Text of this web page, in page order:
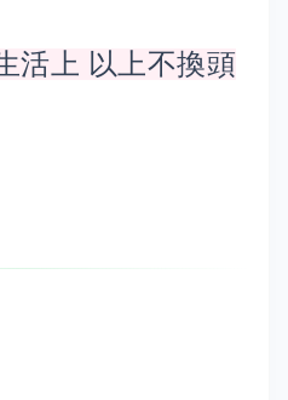
活上 以上不換頭